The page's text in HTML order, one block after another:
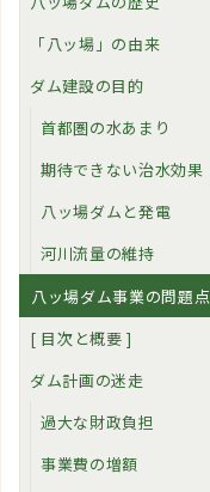
「八ッ場」の由来
ダム建設の目的
首都圏の水あまり
期待できない治水効果
八ッ場ダムと発電
河川流量の維持
八ッ場ダム事業の問題点
[ 目次と概要 ]
ダム計画の迷走
過大な財政負担
事業費の増額